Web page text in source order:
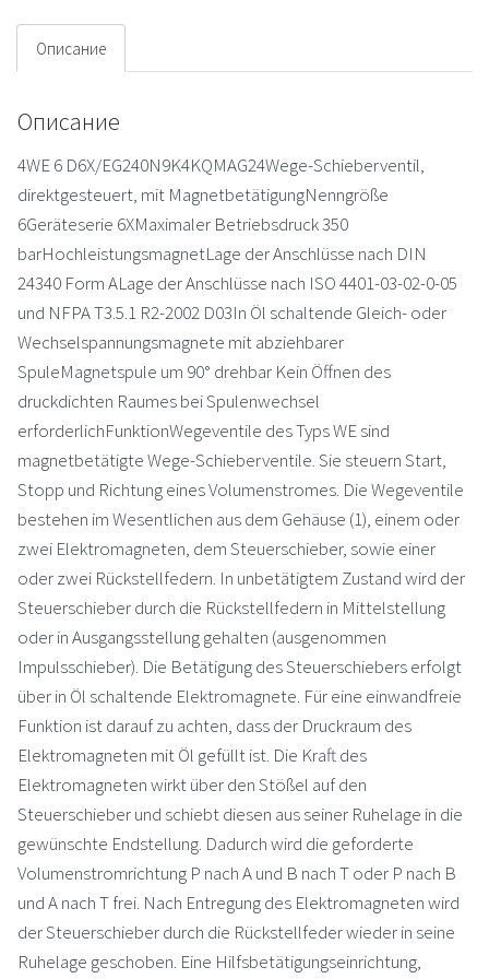
Описание
Описание
4WE 6 D6X/EG240N9K4KQMAG24Wege-Schieberventil,
direktgesteuert, mit MagnetbetätigungNenngröße
6Geräteserie 6XMaximaler Betriebsdruck 350
barHochleistungsmagnetLage der Anschlüsse nach DIN
24340 Form ALage der Anschlüsse nach ISO 4401-03-02-0-05
und NFPA T3.5.1 R2-2002 D03In Öl schaltende Gleich- oder
Wechselspannungsmagnete mit abziehbarer
SpuleMagnetspule um 90° drehbar Kein Öffnen des
druckdichten Raumes bei Spulenwechsel
erforderlichFunktionWegeventile des Typs WE sind
magnetbetätigte Wege-Schieberventile. Sie steuern Start,
Stopp und Richtung eines Volumenstromes. Die Wegeventile
bestehen im Wesentlichen aus dem Gehäuse (1), einem oder
zwei Elektromagneten, dem Steuerschieber, sowie einer
oder zwei Rückstellfedern. In unbetätigtem Zustand wird der
Steuerschieber durch die Rückstellfedern in Mittelstellung
oder in Ausgangsstellung gehalten (ausgenommen
Impulsschieber). Die Betätigung des Steuerschiebers erfolgt
über in Öl schaltende Elektromagnete. Für eine einwandfreie
Funktion ist darauf zu achten, dass der Druckraum des
Elektromagneten mit Öl gefüllt ist. Die Kraft des
Elektromagneten wirkt über den Stößel auf den
Steuerschieber und schiebt diesen aus seiner Ruhelage in die
gewünschte Endstellung. Dadurch wird die geforderte
Volumenstromrichtung P nach A und B nach T oder P nach B
und A nach T frei. Nach Entregung des Elektromagneten wird
der Steuerschieber durch die Rückstellfeder wieder in seine
Ruhelage geschoben. Eine Hilfsbetätigungseinrichtung,